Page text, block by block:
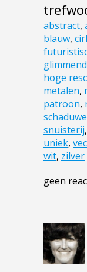
abstract,
blauw,
glimmend
hoge
metalen,
patroon,
snuisterij,
uniek,
wit, zilver
geen